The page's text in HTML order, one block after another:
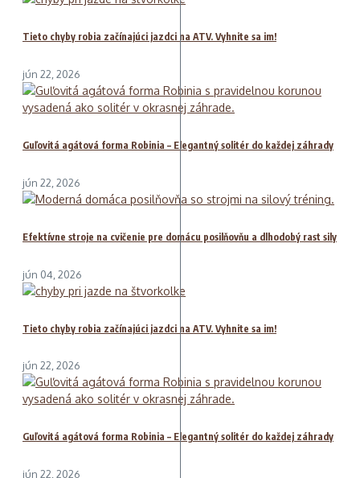
Tieto chyby robia začínajúci jazdci na ATV. Vyhnite sa im!
jún 22, 2026
Guľovitá agátová forma Robinia – Elegantný solitér do každej záhrady
jún 22, 2026
Efektívne stroje na cvičenie pre domácu posilňovňu a dlhodobý rast sily
jún 04, 2026
Tieto chyby robia začínajúci jazdci na ATV. Vyhnite sa im!
jún 22, 2026
Guľovitá agátová forma Robinia – Elegantný solitér do každej záhrady
jún 22, 2026